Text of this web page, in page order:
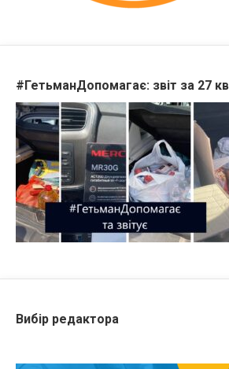
#ГетьманДопомагає: звіт за 27
Вибір редактора